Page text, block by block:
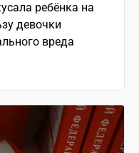
ребёнка на
девочки
вреда